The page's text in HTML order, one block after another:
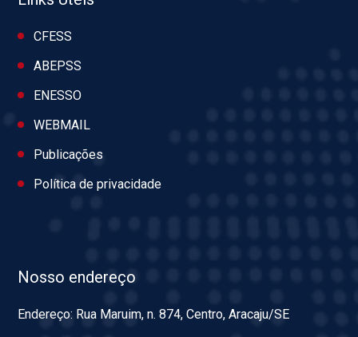
CFESS
ABEPSS
ENESSO
WEBMAIL
Publicações
Política de privacidade
Nosso endereço
Endereço: Rua Maruim, n. 874, Centro, Aracaju/SE